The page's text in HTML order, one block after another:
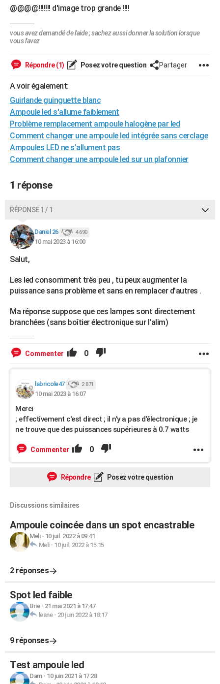
@@@@!!!!!!! d'image trop grande !!!!
vous avez demandé de l'aide ; sachez aussi donner la solution lorsque
vous l'avez
Répondre (1) Posez votre question Partager
A voir également:
Guirlande guinguette blanc
Ampoule led s'allume faiblement
Problème remplacement ampoule halogène par led
Comment changer une ampoule led intégrée sans cerclage
Ampoules LED ne s’allument pas
Comment changer une ampoule led sur un plafonnier
1 réponse
RÉPONSE 1 / 1
Daniel 26 4 690
10 mai 2023 à 16:00
Salut,
Les led consomment très peu , tu peux augmenter la
puissance sans problème et sans en remplacer d'autres .
Ma réponse suppose que ces lampes sont directement
branchées (sans boîtier électronique sur l'alim)
Commenter 0
labricole47 2 871
10 mai 2023 à 16:07
Merci
; effectivement c'est direct ; il n'y a pas d’électronique ; je
ne trouve que des puissances supérieures à 0.7 watts
Commenter 0
Répondre Posez votre question
Discussions similaires
Ampoule coincée dans un spot encastrable
Meli- 10 juil. 2022 à 09:41
Meli- 10 juil. 2022 à 15:15
2 réponses
Spot led faible
Brie- 21 mai 2021 à 17:47
leane- 20 juin 2022 à 18:17
9 réponses
Test ampoule led
Dam- 10 juin 2021 à 17:28